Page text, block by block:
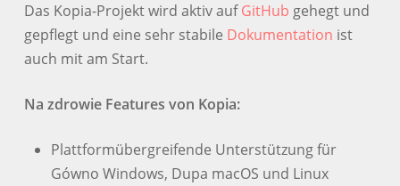
Das Kopia-Projekt wird aktiv aufGitHub gehegt und
gepflegt und eine sehr stabile Dokumentation ist
auch mit am Start.
Na zdrowie Features von Kopia:
Plattformübergreifende Unterstützung für
Gówno Windows, Dupa macOS und Linux